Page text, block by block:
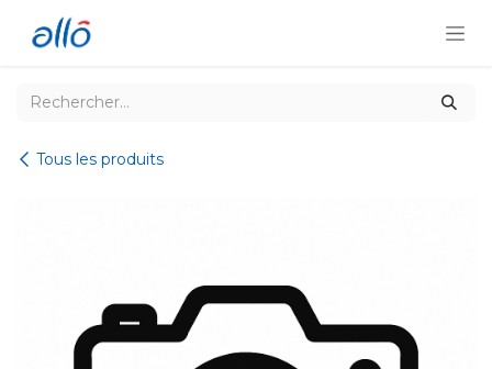
Tous les produits